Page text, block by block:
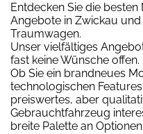
Entdecken Sie die
Angebote in Zwickau und
Traumwagen.
Unser vielfältiges
fast keine Wünsche offen.
Ob Sie ein brandneues
technologischen
preiswertes, aber
Gebrauchtfahrzeug
breite Palette an Optionen.